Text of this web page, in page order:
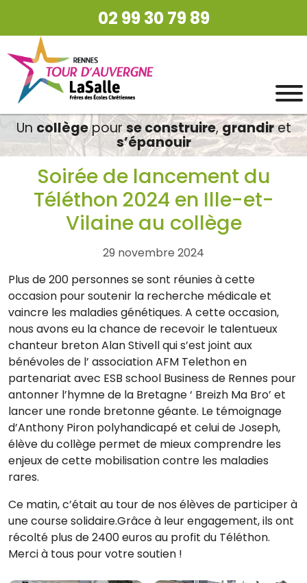
02 99 30 79 89
Un collègepourse construire,grandiret
s’épanouir
Soirée de lancement du
Téléthon 2024 en Ille-et-
Vilaine au collège
29 novembre 2024
Plus de 200 personnes se sont réunies à cette
occasion pour soutenir la recherche médicale et
vaincre les maladies génétiques. A cette occasion,
nous avons eu la chance de recevoir le talentueux
chanteur breton Alan Stivell qui s’est joint aux
bénévoles de l’ association AFM Telethon en
partenariat avec ESB school Business de Rennes pour
antonner l’hymne de la Bretagne ‘ Breizh Ma Bro’ et
lancer une ronde bretonne géante. Le témoignage
d’Anthony Piron polyhandicapé et celui de Joseph,
élève du collège permet de mieux comprendre les
enjeux de cette mobilisation contre les maladies
rares.
Ce matin, c’était au tour de nos élèves de participer à
une course solidaire.Grâce à leur engagement, ils ont
récolté plus de 2400 euros au profit du Téléthon.
Merci à tous pour votre soutien !